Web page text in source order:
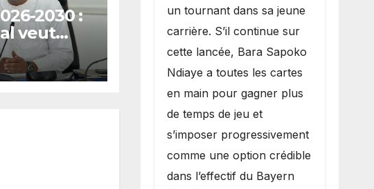
2030 :
veut
son
santé
vers la
un tournant dans sa jeune
carrière. S’il continue sur
cette lancée, Bara Sapoko
Ndiaye a toutes les cartes
en main pour gagner plus
de temps de jeu et
s’imposer progressivement
comme une option crédible
dans l’effectif du Bayern